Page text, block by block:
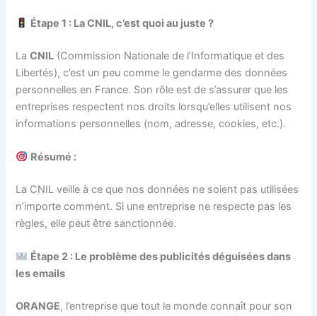
Étape 1 : La CNIL, c’est quoi au juste ?
LaCNIL (Commission Nationale de l’Informatique et des
Libertés), c’est un peu comme le gendarme des données
personnelles en France. Son rôle est de s’assurer que les
entreprises respectent nos droits lorsqu’elles utilisent nos
informations personnelles (nom, adresse, cookies, etc.).
Résumé :
La CNIL veille à ce que nos données ne soient pas utilisées
n’importe comment. Si une entreprise ne respecte pas les
règles, elle peut être sanctionnée.
Étape 2 : Le problème des publicités déguisées dans
les emails
ORANGE, l’entreprise que tout le monde connaît pour son